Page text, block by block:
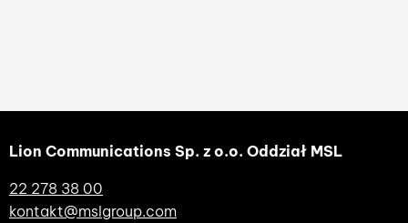
Lion Communications Sp. z o.o. Oddział MSL
22 278 38 00
kontakt@mslgroup.com